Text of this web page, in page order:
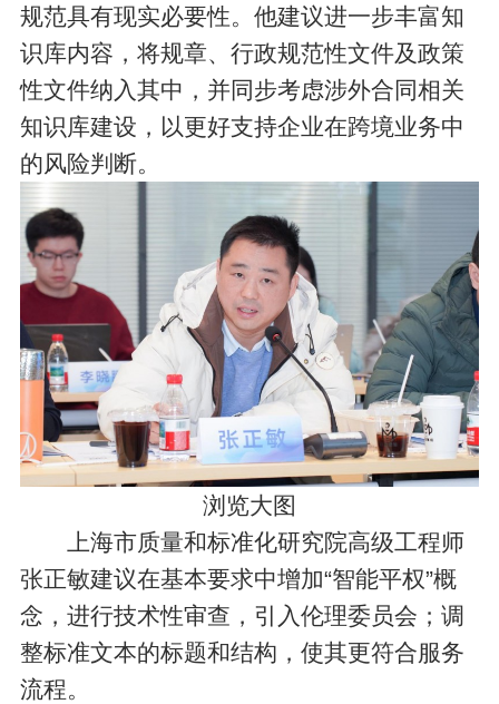
规范具有现实必要性。他建议进一步丰富知
识库内容，将规章、行政规范性文件及政策
性文件纳入其中，并同步考虑涉外合同相关
知识库建设，以更好支持企业在跨境业务中
的风险判断。
浏览大图
上海市质量和标准化研究院高级工程师
张正敏建议在基本要求中增加“智能平权”概
念，进行技术性审查，引入伦理委员会；调
整标准文本的标题和结构，使其更符合服务
流程。